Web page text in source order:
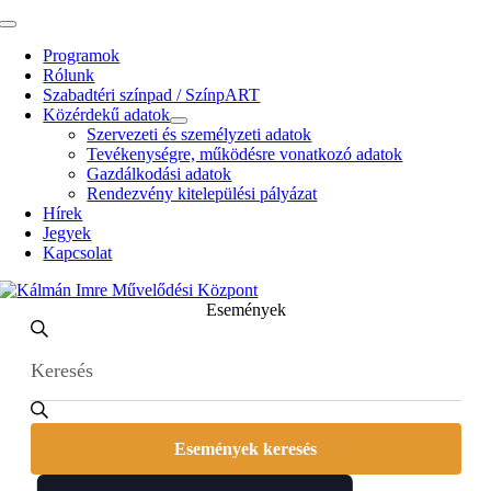
Kihagyás
Toggle
NavigationProgramok
Rólunk
Szabadtéri színpad / SzínpART
Közérdekű adatok
Szervezeti és személyzeti adatok
Tevékenységre, működésre vonatkozó adatok
Gazdálkodási adatok
Rendezvény kitelepülési pályázat
Hírek
Jegyek
Kapcsolat
Események
Események
Search
Views
Keyword.
for
Események
Keyword.
Események keresés
Event